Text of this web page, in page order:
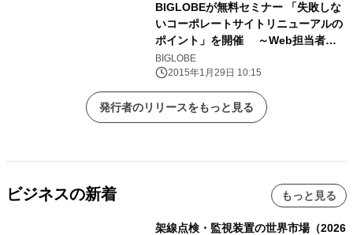
BIGLOBEが無料セミナー 「失敗しな
いコーポレートサイトリニューアルの
ポイント」を開催 ～Web担当者が
把握しておきたい課題やプロジェクト
進行のポイントを解説～
BIGLOBE
2015年1月29日 10:15
発行者のリリースをもっと見る
ビジネスの新着 もっと見る
架線点検・監視装置の世界市場（2026